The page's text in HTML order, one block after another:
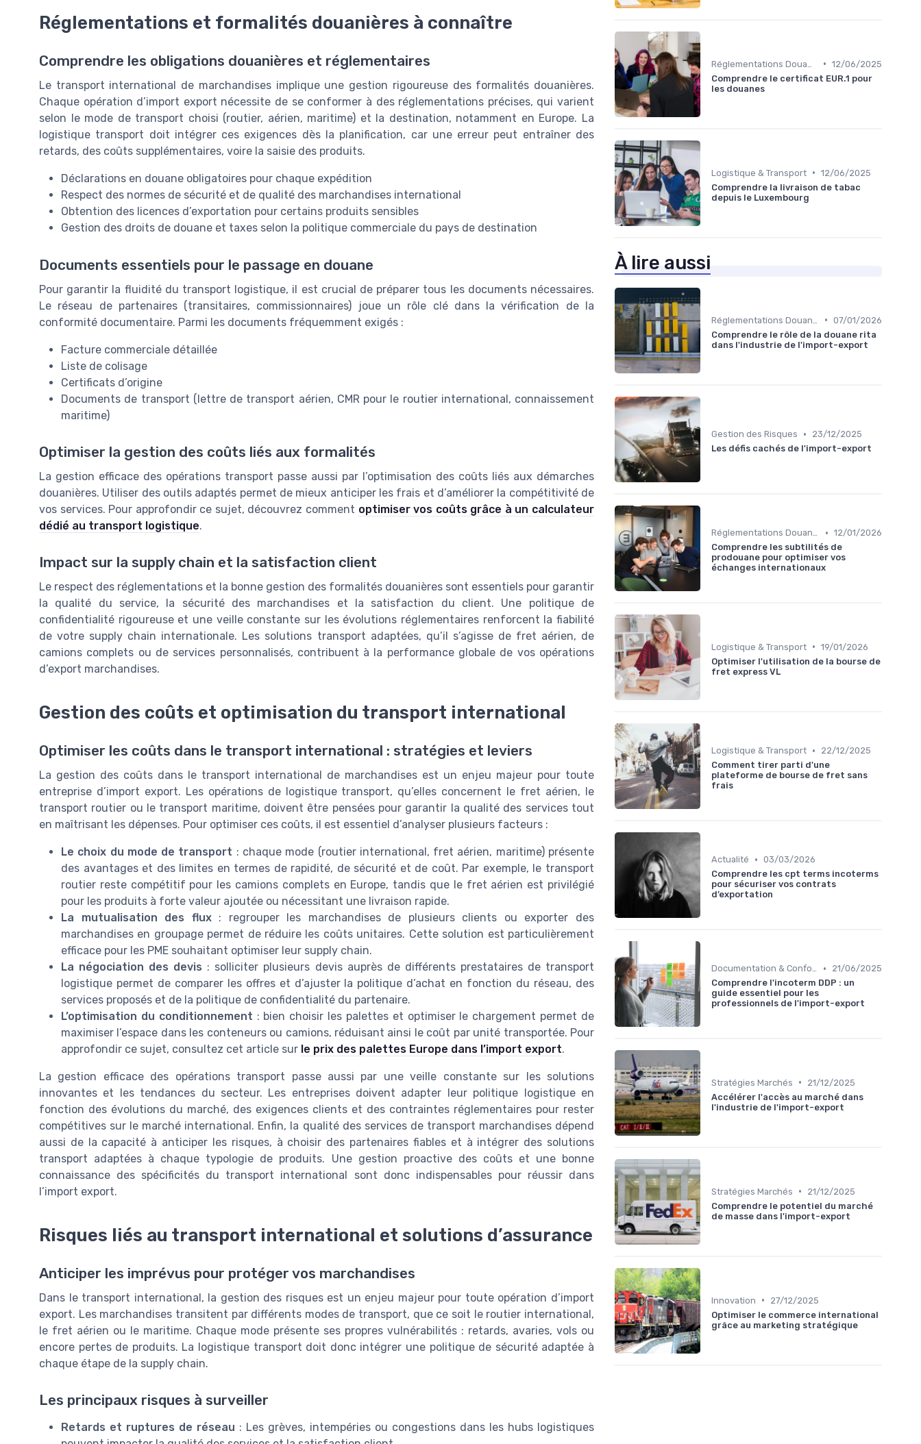
Réglementations et formalités douanières à connaître
Comprendre les obligations douanières et réglementaires
Le transport international de marchandises implique une gestion rigoureuse des formalités douanières.
Chaque opération d’import export nécessite de se conformer à des réglementations précises, qui varient
selon le mode de transport choisi (routier, aérien, maritime) et la destination, notamment en Europe. La
logistique transport doit intégrer ces exigences dès la planification, car une erreur peut entraîner des
retards, des coûts supplémentaires, voire la saisie des produits.
Déclarations en douane obligatoires pour chaque expédition
Respect des normes de sécurité et de qualité des marchandises international
Obtention des licences d’exportation pour certains produits sensibles
Gestion des droits de douane et taxes selon la politique commerciale du pays de destination
Documents essentiels pour le passage en douane
Pour garantir la fluidité du transport logistique, il est crucial de préparer tous les documents nécessaires.
Le réseau de partenaires (transitaires, commissionnaires) joue un rôle clé dans la vérification de la
conformité documentaire. Parmi les documents fréquemment exigés :
Facture commerciale détaillée
Liste de colisage
Certificats d’origine
Documents de transport (lettre de transport aérien, CMR pour le routier international, connaissement
maritime)
Optimiser la gestion des coûts liés aux formalités
La gestion efficace des opérations transport passe aussi par l’optimisation des coûts liés aux démarches
douanières. Utiliser des outils adaptés permet de mieux anticiper les frais et d’améliorer la compétitivité de
vos services. Pour approfondir ce sujet, découvrez comment optimiser vos coûts grâce à un calculateur
dédié au transport logistique.
Impact sur la supply chain et la satisfaction client
Le respect des réglementations et la bonne gestion des formalités douanières sont essentiels pour garantir
la qualité du service, la sécurité des marchandises et la satisfaction du client. Une politique de
confidentialité rigoureuse et une veille constante sur les évolutions réglementaires renforcent la fiabilité
de votre supply chain internationale. Les solutions transport adaptées, qu’il s’agisse de fret aérien, de
camions complets ou de services personnalisés, contribuent à la performance globale de vos opérations
d’export marchandises.
Gestion des coûts et optimisation du transport international
Optimiser les coûts dans le transport international : stratégies et leviers
La gestion des coûts dans le transport international de marchandises est un enjeu majeur pour toute
entreprise d’import export. Les opérations de logistique transport, qu’elles concernent le fret aérien, le
transport routier ou le transport maritime, doivent être pensées pour garantir la qualité des services tout
en maîtrisant les dépenses. Pour optimiser ces coûts, il est essentiel d’analyser plusieurs facteurs :
Le choix du mode de transport : chaque mode (routier international, fret aérien, maritime) présente
des avantages et des limites en termes de rapidité, de sécurité et de coût. Par exemple, le transport
routier reste compétitif pour les camions complets en Europe, tandis que le fret aérien est privilégié
pour les produits à forte valeur ajoutée ou nécessitant une livraison rapide.
La mutualisation des flux: regrouper les marchandises de plusieurs clients ou exporter des
marchandises en groupage permet de réduire les coûts unitaires. Cette solution est particulièrement
efficace pour les PME souhaitant optimiser leur supply chain.
La négociation des devis : solliciter plusieurs devis auprès de différents prestataires de transport
logistique permet de comparer les offres et d’ajuster la politique d’achat en fonction du réseau, des
services proposés et de la politique de confidentialité du partenaire.
L’optimisation du conditionnement : bien choisir les palettes et optimiser le chargement permet de
maximiser l’espace dans les conteneurs ou camions, réduisant ainsi le coût par unité transportée. Pour
approfondir ce sujet, consultez cet article sur le prix des palettes Europe dans l’import export.
La gestion efficace des opérations transport passe aussi par une veille constante sur les solutions
innovantes et les tendances du secteur. Les entreprises doivent adapter leur politique logistique en
fonction des évolutions du marché, des exigences clients et des contraintes réglementaires pour rester
compétitives sur le marché international. Enfin, la qualité des services de transport marchandises dépend
aussi de la capacité à anticiper les risques, à choisir des partenaires fiables et à intégrer des solutions
transport adaptées à chaque typologie de produits. Une gestion proactive des coûts et une bonne
connaissance des spécificités du transport international sont donc indispensables pour réussir dans
l’import export.
Risques liés au transport international et solutions d’assurance
Anticiper les imprévus pour protéger vos marchandises
Dans le transport international, la gestion des risques est un enjeu majeur pour toute opération d’import
export. Les marchandises transitent par différents modes de transport, que ce soit le routier international,
le fret aérien ou le maritime. Chaque mode présente ses propres vulnérabilités : retards, avaries, vols ou
encore pertes de produits. La logistique transport doit donc intégrer une politique de sécurité adaptée à
chaque étape de la supply chain.
Les principaux risques à surveiller
Retards et ruptures de réseau : Les grèves, intempéries ou congestions dans les hubs logistiques
• 12/06/2025
Comprendre le certificat EUR.1 pour
les douanes
Logistique & Transport • 12/06/2025
Comprendre la livraison de tabac
depuis le Luxembourg
À lire aussi
• 07/01/2026
Comprendre le rôle de la douane rita
dans l'industrie de l'import-export
Gestion des Risques •
23/12/2025
Les défis cachés de l'import-export
Réglementations Douanières • 12/01/2026
Comprendre les subtilités de
prodouane pour optimiser vos
échanges internationaux
Logistique & Transport • 19/01/2026
Optimiser l'utilisation de la bourse de
fret express VL
Logistique & Transport •
22/12/2025
Comment tirer parti d'une
plateforme de bourse de fret sans
frais
Actualité • 03/03/2026
Comprendre les cpt terms incoterms
pour sécuriser vos contrats
d’exportation
Documentation & Conformité •
21/06/2025
Comprendre l'incoterm DDP : un
guide essentiel pour les
professionnels de l'import-export
Stratégies Marchés •
21/12/2025
Accélérer l'accès au marché dans
l'industrie de l'import-export
Stratégies Marchés •
21/12/2025
Comprendre le potentiel du marché
de masse dans l'import-export
Innovation •
27/12/2025
Optimiser le commerce international
grâce au marketing stratégique